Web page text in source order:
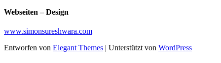
Webseiten – Design
www.simonsureshwara.com
Entworfen von Elegant Themes | Unterstützt von WordPress